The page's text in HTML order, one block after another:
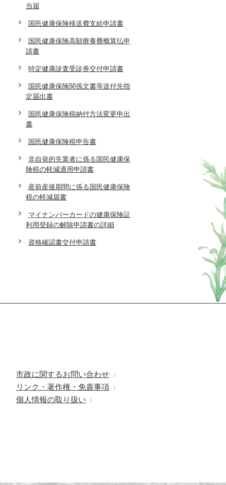
当届
国民健康保険移送費支給申請書
国民健康保険高額療養費概算払申
請書
特定健康診査受診券交付申請書
国民健康保険関係文書等送付先指
定届出書
国民健康保険税納付方法変更申出
書
国民健康保険税申告書
非自発的失業者に係る国民健康保
険税の軽減適用申請書
産前産後期間に係る国民健康保険
税の軽減届書
マイナンバーカードの健康保険証
利用登録の解除申請書の詳細
資格確認書交付申請書
市政に関するお問い合わせ
リンク・著作権・免責事項
個人情報の取り扱い